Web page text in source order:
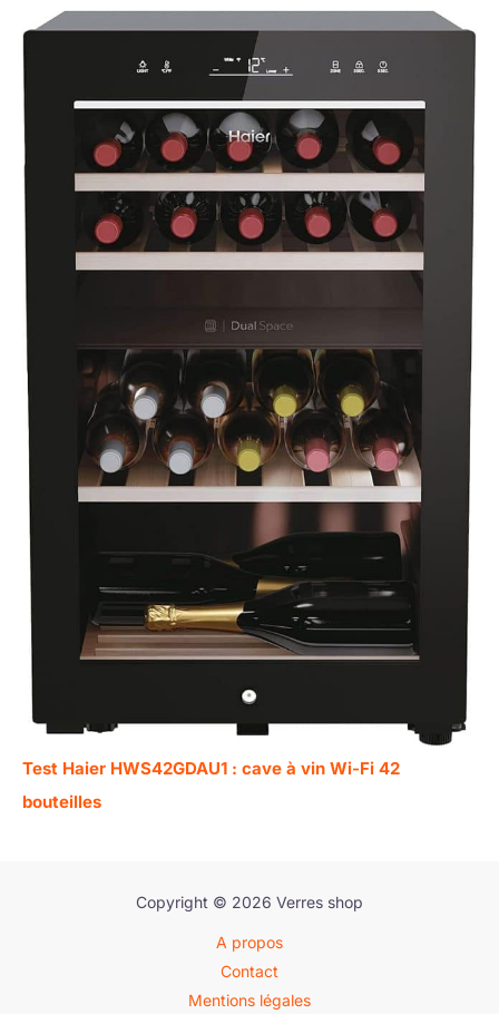
Test Haier HWS42GDAU1 : cave à vin Wi-Fi 42
bouteilles
Copyright © 2026 Verres shop
A propos
Contact
Mentions légales